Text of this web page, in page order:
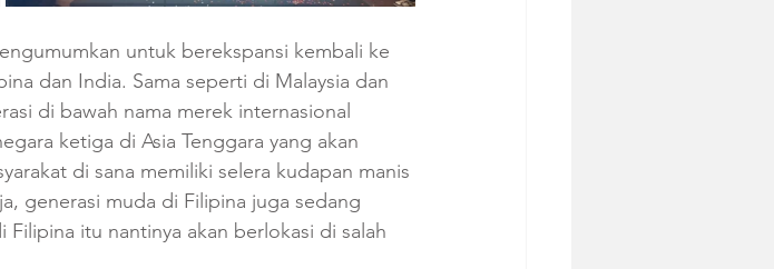
untuk berekspansi kembali ke
dan India. Sama seperti di Malaysia dan
di bawah nama merek internasional
ketiga di Asia Tenggara yang akan
di sana memiliki selera kudapan manis
generasi muda di Filipina juga sedang
itu nantinya akan berlokasi di salah